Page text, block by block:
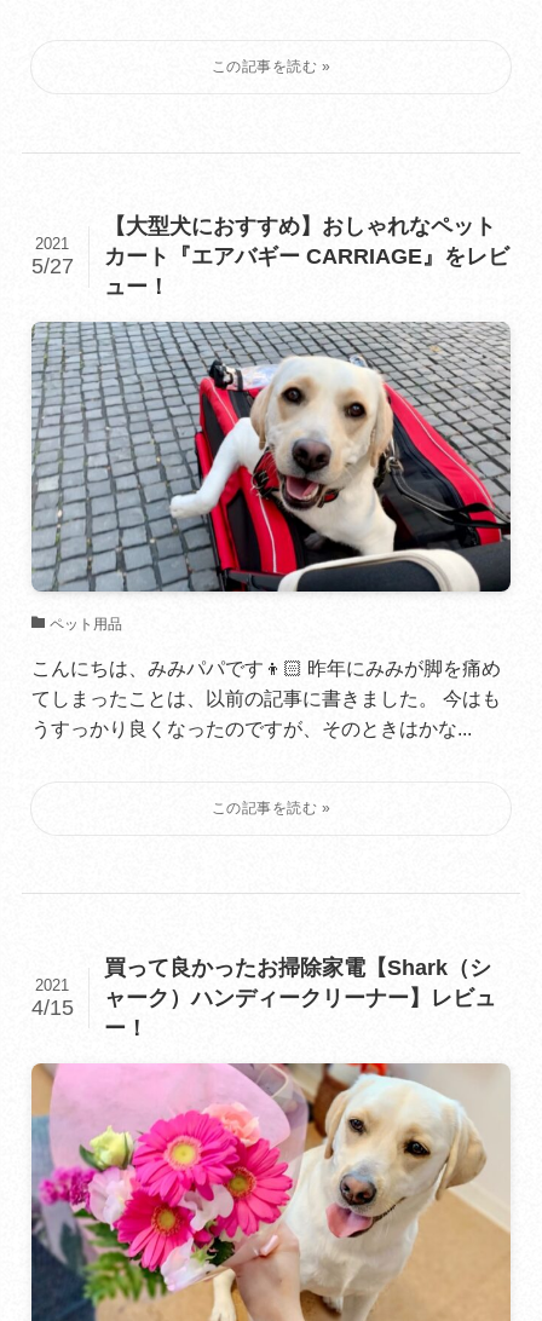
【大型犬におすすめ】おしゃれなペット
カート『エアバギー CARRIAGE』をレビ
ュー！
2021
5/27
ペット用品
こんにちは、みみパパです👦🏻 昨年にみみが脚を痛め
てしまったことは、以前の記事に書きました。 今はも
うすっかり良くなったのですが、そのときはかな...
買って良かったお掃除家電【Shark（シ
ャーク）ハンディークリーナー】レビュ
ー！
2021
4/15